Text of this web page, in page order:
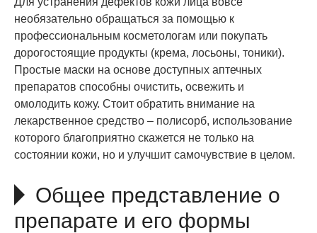
необязательно обращаться за помощью к
профессиональным косметологам или покупать
дорогостоящие продукты (крема, лосьоны, тоники).
Простые маски на основе доступных аптечных
препаратов способны очистить, освежить и
омолодить кожу. Стоит обратить внимание на
лекарственное средство – полисорб, использование
которого благоприятно скажется не только на
состоянии кожи, но и улучшит самочувствие в целом.
Общее представление о
препарате и его формы